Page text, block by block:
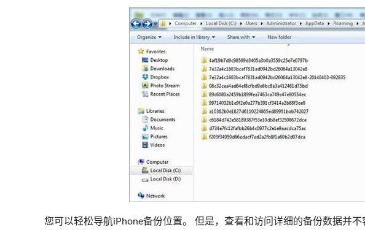
您可以轻松导航iPhone备份位置。 但是，查看和访问详细的备份数据并